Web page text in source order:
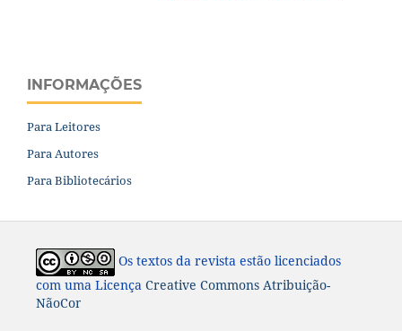
INFORMAÇÕES
Para Leitores
Para Autores
Para Bibliotecários
Os textos da revista estão licenciados
com uma Licença Creative Commons Atribuição-
NãoComercial-CompartilhaIgual 4.0 Internacional